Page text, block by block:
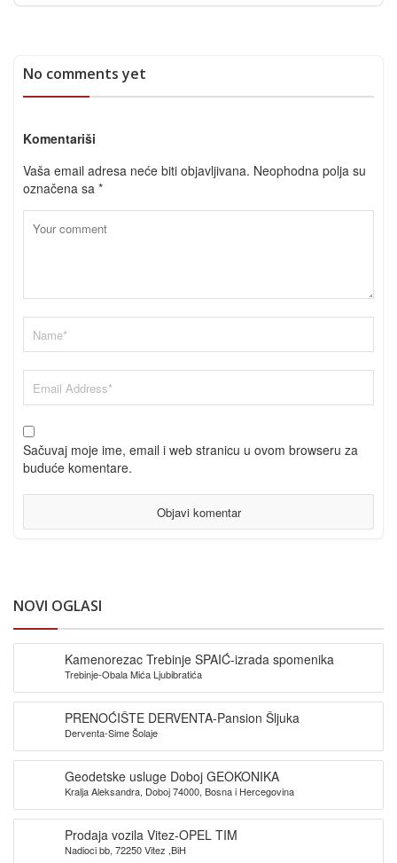
No comments yet
Komentariši
Vaša email adresa neće biti objavljivana. Neophodna polja su
označena sa *
Sačuvaj moje ime, email i web stranicu u ovom browseru za
buduće komentare.
NOVI OGLASI
Kamenorezac Trebinje SPAIĆ-izrada spomenika
Trebinje-Obala Mića Ljubibratića
PRENOĆIŠTE DERVENTA-Pansion Šljuka
Derventa-Sime Šolaje
Geodetske usluge Doboj GEOKONIKA
Kralja Aleksandra, Doboj 74000, Bosna i Hercegovina
Prodaja vozila Vitez-OPEL TIM
Nadioci bb, 72250 Vitez ,BiH